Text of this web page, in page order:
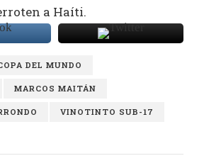
a Haíti.
DEL MUNDO
MARCOS MAITÁN
VINOTINTO SUB-17